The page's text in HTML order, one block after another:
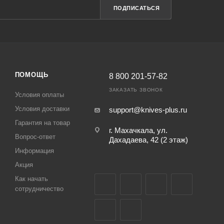
ПОДПИСАТЬСЯ
ПОМОЩЬ
Условия оплаты
Условия доставки
Гарантия на товар
Вопрос-ответ
Информация
Акция
Как начать
сотрудничество
8 800 201-57-82
ЗАКАЗАТЬ ЗВОНОК
support@knives-plus.ru
г. Махачкала, ул.
Дахадаева, 42 (2 этаж)